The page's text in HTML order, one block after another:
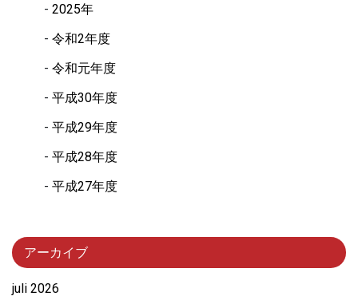
2025年
令和2年度
令和元年度
平成30年度
平成29年度
平成28年度
平成27年度
アーカイブ
juli 2026